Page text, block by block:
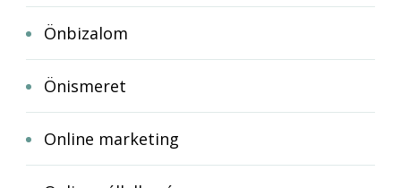
Önbizalom
Önismeret
Online marketing